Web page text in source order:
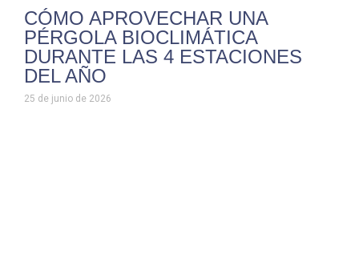
CÓMO APROVECHAR UNA
PÉRGOLA BIOCLIMÁTICA
DURANTE LAS 4 ESTACIONES
DEL AÑO
25 de junio de 2026